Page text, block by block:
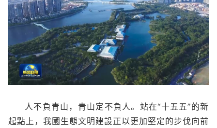
人不負青山，青山定不負人。站在“十五五”的新
起點上，我國生態文明建設正以更加堅定的步伐向前